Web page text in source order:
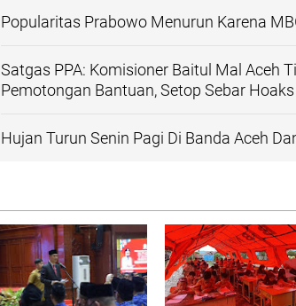
Popularitas Prabowo Menurun Karena
Satgas PPA: Komisioner Baitul Mal Aceh
Pemotongan Bantuan, Setop Sebar Hoaks
Hujan Turun Senin Pagi Di Banda Aceh